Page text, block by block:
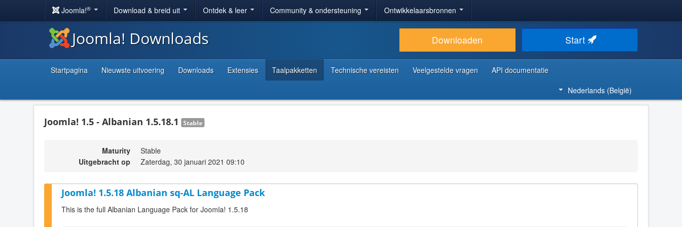
Joomla!® Download & breid uit Ontdek & leer Community & ondersteuning Ontwikkelaarsbronnen
Joomla! Downloads Downloaden Start
Startpagina Nieuwste uitvoering Downloads Extensies Taalpakketten Technische vereisten Veelgestelde vragen
API documentatie
Nederlands (België)
Joomla! 1.5 - Albanian 1.5.18.1 Stable
Maturity
Stable
Uitgebracht op
Zaterdag, 30 januari 2021 09:10
Joomla! 1.5.18 Albanian sq-AL Language Pack
This is the full Albanian Language Pack for Joomla! 1.5.18